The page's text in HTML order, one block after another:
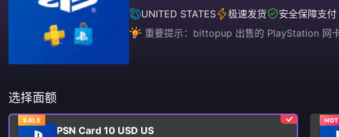
UNITED STATES
极速发货
安全保障支付
重要提示：bittopup 出售的 PlayStation 网
选择面额
SALE
PSN Card 10 USD US
HOT